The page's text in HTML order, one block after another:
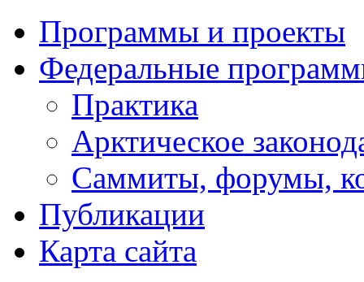
Программы и проекты
Федеральные
Практика
Арктическое
Саммиты, форумы,
Публикации
Карта сайта